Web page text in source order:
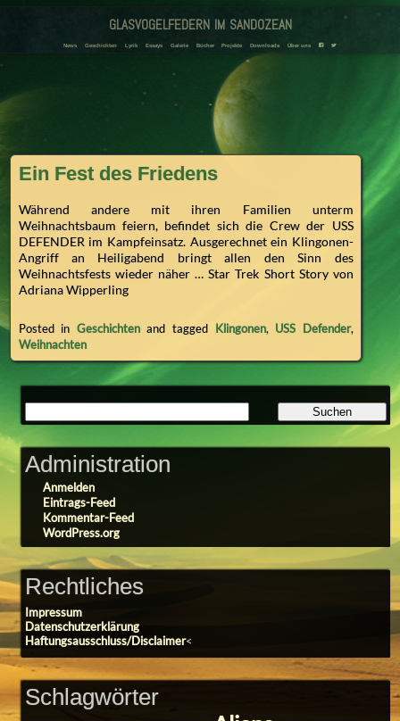
glasvogelfedern im sandozean
Amanda und Adriana Landmann
News Geschichten Lyrik Essays Galerie Bücher Projekte Downloads Über uns F T
Ein Fest des Friedens
Während andere mit ihren Familien unterm
Weihnachtsbaum feiern, befindet sich die Crew der USS
DEFENDER im Kampfeinsatz. Ausgerechnet ein Klingonen-
Angriff an Heiligabend bringt allen den Sinn des
Weihnachtsfests wieder näher … Star Trek Short Story von
Adriana Wipperling
Posted in Geschichtenand tagged Klingonen, USS Defender,
Weihnachten
Administration
Anmelden
Eintrags-Feed
Kommentar-Feed
WordPress.org
Rechtliches
Impressum
Datenschutzerklärung
Haftungsausschluss/Disclaimer<
Schlagwörter